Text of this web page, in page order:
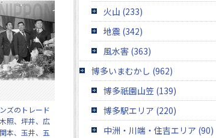
ズのトレード
照、坪井、広
本、玉井、五
火山 (233)
地震 (342)
風水害 (363)
博多いまむかし (962)
博多祇園山笠 (139)
博多駅エリア (220)
中洲・川端・住吉エリア (90)